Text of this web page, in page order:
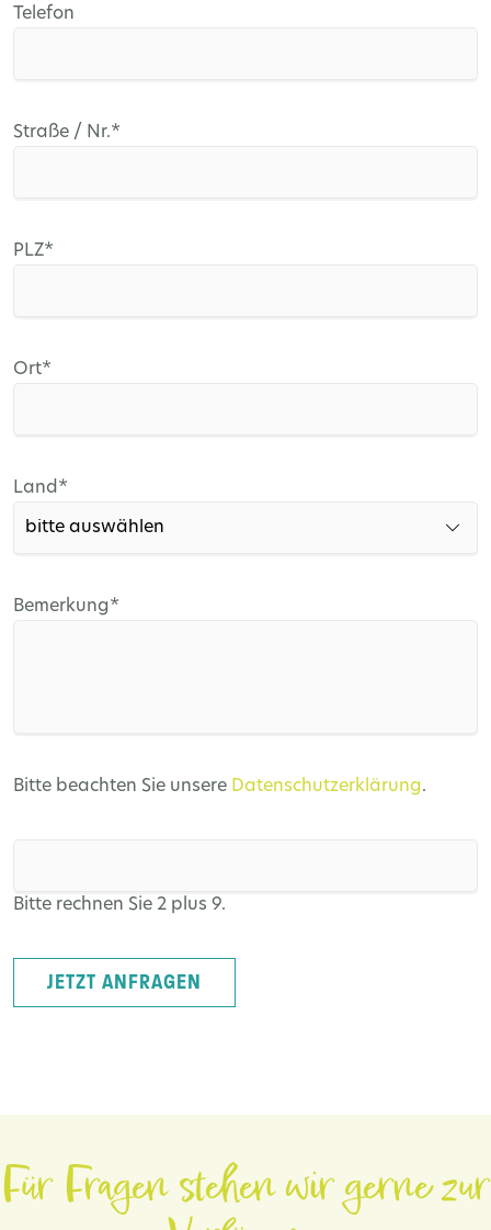
Telefon
Pflichtfeld
Straße / Nr.*
Pflichtfeld
PLZ*
Pflichtfeld
Ort*
Pflichtfeld
Land*
Pflichtfeld
Bemerkung*
Bitte beachten Sie unsere Datenschutzerklärung.
Bitte rechnen Sie 2 plus 9.
JETZT ANFRAGEN
Für Fragen stehen wir gerne zur